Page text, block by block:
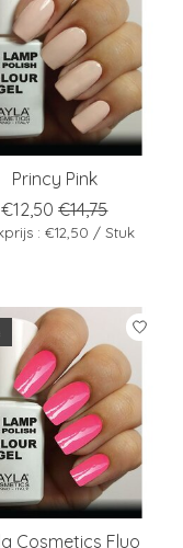
Princy Pink
€12,50 €14,75
: €12,50 / Stuk
Cosmetics Fluo